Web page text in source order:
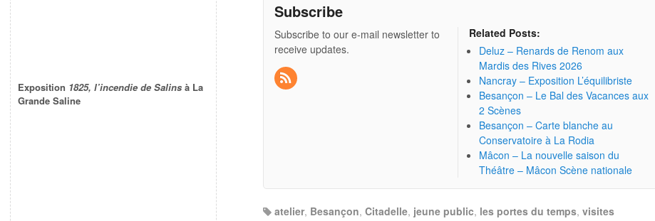
Subscribe
Subscribe to our e-mail newsletter to
receive updates.
Related Posts:
Deluz – Renards de Renom aux
Mardis des Rives 2026
Nancray – Exposition L’équilibriste
Besançon – Le Bal des Vacances aux
2 Scènes
Besançon – Carte blanche au
Conservatoire à La Rodia
Mâcon – La nouvelle saison du
Théâtre – Mâcon Scène nationale
atelier, Besançon,Citadelle, jeune public, les portes du temps,visites
Exposition 1825, l’incendie de Salins à La
Grande Saline